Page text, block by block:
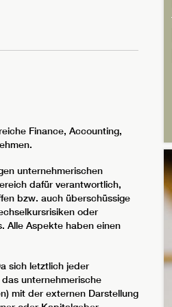
Finance, Accounting,
unternehmerischen
dafür verantwortlich,
bzw. auch überschüssige
oder
Alle Aspekte haben einen
sich letztlich jeder
unternehmerische
mit der externen Darstellung